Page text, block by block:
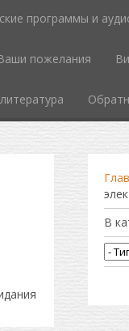
программы и
пожелания
В